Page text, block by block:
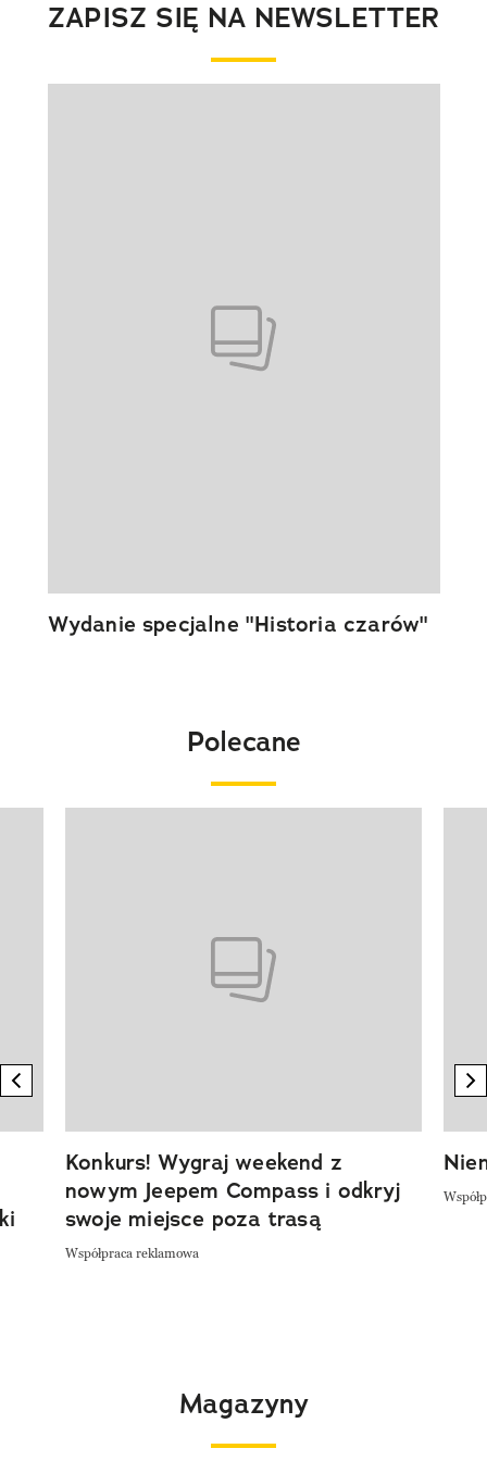
ZAPISZ SIĘ NA NEWSLETTER
Wydanie specjalne "Historia czarów"
Polecane
previous element
Konkurs! Wygraj weekend z
nowym Jeepem Compass i odkryj
swoje miejsce poza trasą
Współpraca reklamowa
Magazyny